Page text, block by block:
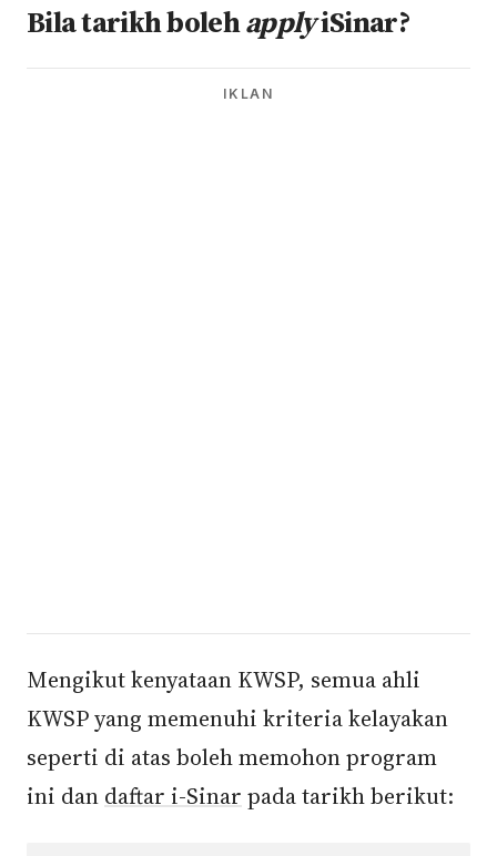
Bila tarikh bolehapplyiSinar?
IKLAN
Mengikut kenyataan KWSP, semua ahli
KWSP yang memenuhi kriteria kelayakan
seperti di atas boleh memohon program
ini dan daftar i-Sinar pada tarikh berikut: